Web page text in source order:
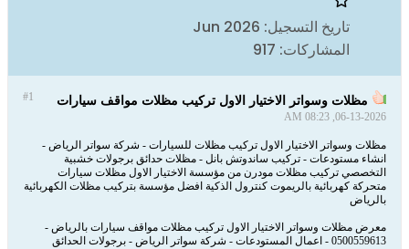
تاريخ التسجيل: Jun 2026
المشاركات: 917
#1 مظلات وسواتر الاختيار الاول تركيب مظلات مواقف سيارات
06-13-2026, 08:23 AM
مظلات وسواتر الاختيار الاول تركيب مظلات للسيارات - شركة سواتر الرياض -
انشاء مستودعات - تركيب ساندوتش بانل - مظلات حدائق برجولات خشبية
التخصصي تركيب مظلات مودرن من مؤسسة الاختيار الاول مظلات سيارات
متحركة كهربائية بالريموت كنترول الذكية افضل مؤسسة بتركيب مظلات الكهربائية
بالرياض
معرض مظلات وسواتر الاختيار الاول تركيب مظلات مواقف سيارات بالرياض -
0500559613 - اعمال المستودعات - شركة سواتر الرياض - برجولات الحدائق